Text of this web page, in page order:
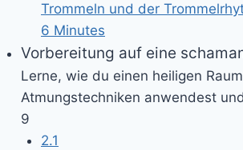
Trommeln und der
6 Minutes
Vorbereitung auf eine
Lerne, wie du einen heiligen
Atmungstechniken anwendest
9
2.1